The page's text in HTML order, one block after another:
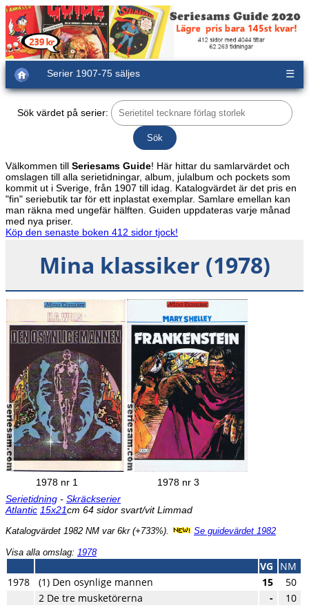
Serier 1907-75 säljes ☰
Sök värdet på serier:
Välkommen till Seriesams Guide! Här hittar du samlarvärdet och
omslagen till alla serietidningar, album, julalbum och pockets som
kommit ut i Sverige, från 1907 till idag. Katalogvärdet är det pris en
"fin" seriebutik tar för ett inplastat exemplar. Samlare emellan kan
man räkna med ungefär hälften. Guiden uppdateras varje månad
med nya priser.
Köp den senaste boken 412 sidor tjock!
Mina klassiker (1978)
1978 nr 1
1978 nr 3
Serietidning - Skräckserier
Atlantic 15x21cm 64 sidor svart/vit Limmad
Katalogvärdet 1982 NM var 6kr (+733%). Se guidevärdet 1982
Visa alla omslag: 1978
VG
NM
1978
(1) Den osynlige mannen 15
50
2 De tre musketörerna
-
10